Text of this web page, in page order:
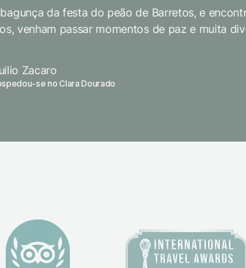
da festa do peão de Barretos, e
venham passar momentos de paz e muita
Zacaro
se no Clara Dourado